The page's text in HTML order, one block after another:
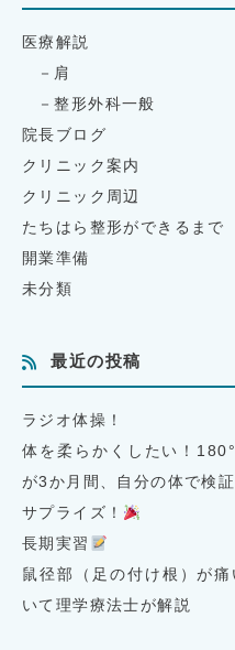
医療解説
肩
整形外科一般
院長ブログ
クリニック案内
クリニック周辺
たちはら整形ができるまで
開業準備
未分類
最近の投稿
ラジオ体操！
体を柔らかくしたい！
が3か月間、自分の体で検
サプライズ！
長期実習
鼠径部（足の付け根）が
いて理学療法士が解説